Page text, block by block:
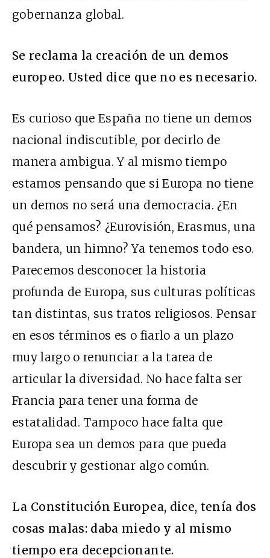
gobernanza global.
Se reclama la creación de un demos
europeo. Usted dice que no es necesario.
Es curioso que España no tiene un demos
nacional indiscutible, por decirlo de
manera ambigua. Y al mismo tiempo
estamos pensando que si Europa no tiene
un demos no será una democracia. ¿En
qué pensamos? ¿Eurovisión, Erasmus, una
bandera, un himno? Ya tenemos todo eso.
Parecemos desconocer la historia
profunda de Europa, sus culturas políticas
tan distintas, sus tratos religiosos. Pensar
en esos términos es o fiarlo a un plazo
muy largo o renunciar a la tarea de
articular la diversidad. No hace falta ser
Francia para tener una forma de
estatalidad. Tampoco hace falta que
Europa sea un demos para que pueda
descubrir y gestionar algo común.
La Constitución Europea, dice, tenía dos
cosas malas: daba miedo y al mismo
tiempo era decepcionante.